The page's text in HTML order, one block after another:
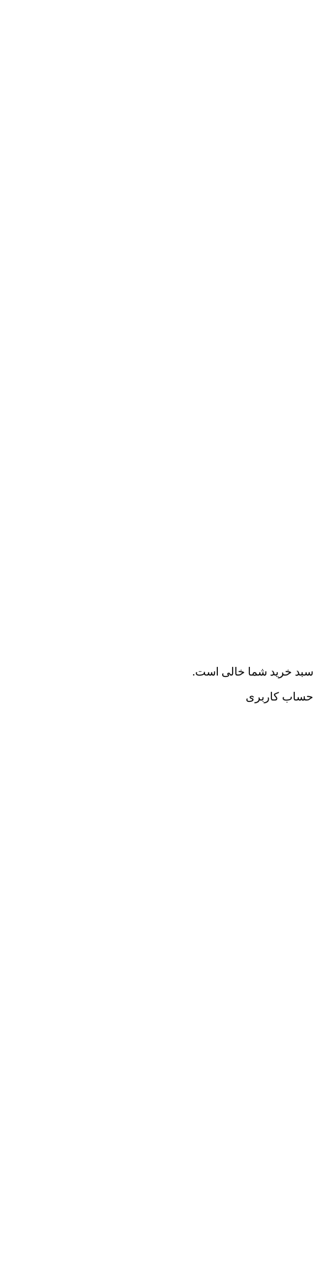
سبد خرید شما خالی است.
حساب کاربری